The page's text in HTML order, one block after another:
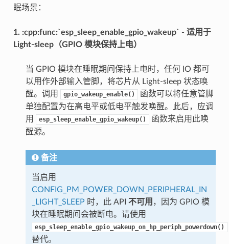
眠场景：
1. :cpp:func:`esp_sleep_enable_gpio_wakeup` - 适用于
Light-sleep（GPIO 模块保持上电）
当 GPIO 模块在睡眠期间保持上电时，任何 IO 都可
以用作外部输入管脚，将芯片从 Light-sleep 状态唤
醒。调用
gpio_wakeup_enable()
函数可以将任意管脚
单独配置为在高电平或低电平触发唤醒。此后，应调
用
esp_sleep_enable_gpio_wakeup()
函数来启用此唤
醒源。
备注
当启用
CONFIG_PM_POWER_DOWN_PERIPHERAL_IN
_LIGHT_SLEEP 时，此 API 不可用 ，因为 GPIO 模
块在睡眠期间会被断电。请使用
esp_sleep_enable_gpio_wakeup_on_hp_periph_powerdown()
替代。